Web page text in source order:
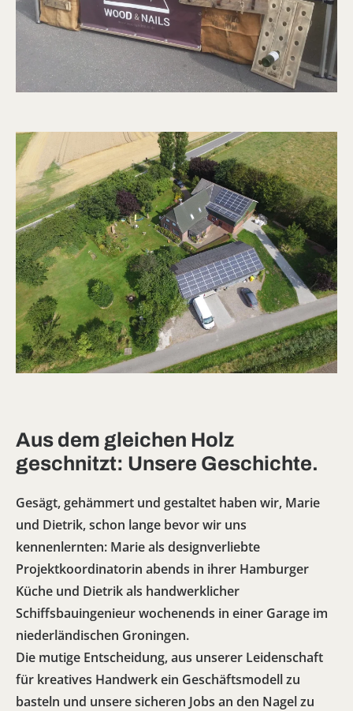
Aus dem gleichen Holz
geschnitzt: Unsere Geschichte.
Gesägt, gehämmert und gestaltet haben wir, Marie
und Dietrik, schon lange bevor wir uns
kennenlernten: Marie als designverliebte
Projektkoordinatorin abends in ihrer Hamburger
Küche und Dietrik als handwerklicher
Schiffsbauingenieur wochenends in einer Garage im
niederländischen Groningen.
Die mutige Entscheidung, aus unserer Leidenschaft
für kreatives Handwerk ein Geschäftsmodell zu
basteln und unsere sicheren Jobs an den Nagel zu